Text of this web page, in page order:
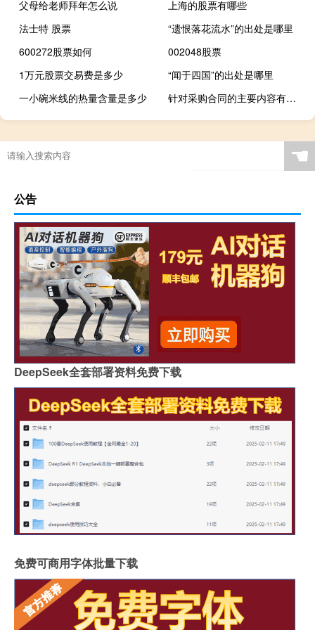
父母给老师拜年怎么说
上海的股票有哪些
法士特 股票
“遗恨落花流水”的出处是哪里
600272股票如何
002048股票
1万元股票交易费是多少
“闻于四国”的出处是哪里
一小碗米线的热量含量是多少
针对采购合同的主要内容有哪些
☚
公告
DeepSeek全套部署资料免费下载
免费可商用字体批量下载